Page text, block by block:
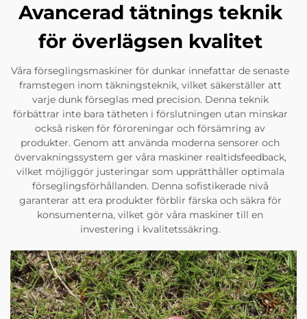
Avancerad tätnings teknik
för överlägsen kvalitet
Våra förseglingsmaskiner för dunkar innefattar de senaste
framstegen inom täkningsteknik, vilket säkerställer att
varje dunk förseglas med precision. Denna teknik
förbättrar inte bara tätheten i förslutningen utan minskar
också risken för föroreningar och försämring av
produkter. Genom att använda moderna sensorer och
övervakningssystem ger våra maskiner realtidsfeedback,
vilket möjliggör justeringar som upprätthåller optimala
förseglingsförhållanden. Denna sofistikerade nivå
garanterar att era produkter förblir färska och säkra för
konsumenterna, vilket gör våra maskiner till en
investering i kvalitetssäkring.